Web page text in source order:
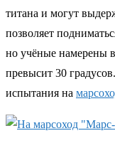
титана и могут
позволяет
но учёные намерены
превысит 30
испытания на